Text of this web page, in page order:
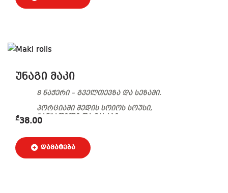
უნაგი მაკი
8 ნაჭერი – გველთევზა და სეზამი.
პორციაში შედის სოიოს სოუსი,
ჯანჯაფილი და ვასაბი.
₾38.00